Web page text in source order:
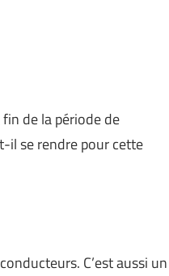
de la période de
il se rendre pour cette
C’est aussi un